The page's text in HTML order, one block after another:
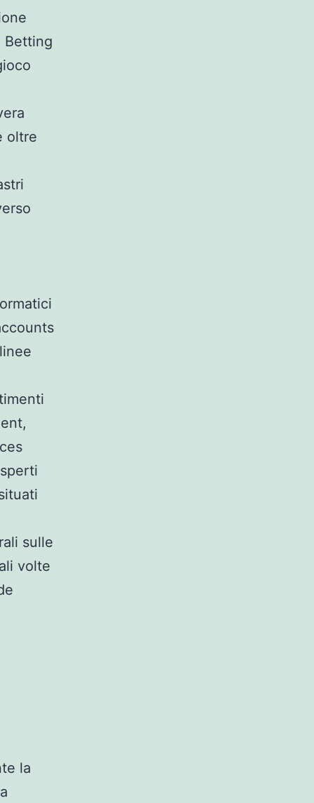
Betting
oltre
sulle
volte
la